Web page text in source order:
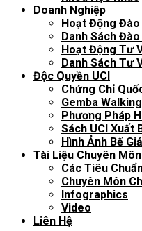
Doanh Nghiệp
Hoạt Động Đào
Danh Sách
Hoạt Động Tư
Danh Sách Tư
Độc Quyền UCI
Chứng Chỉ
Gemba Walking
Phương Pháp
Sách UCI Xuất
Hình Ảnh Bế
Tài Liệu Chuyên Môn
Các Tiêu
Chuyên Môn
Infographics
Video
Liên Hệ